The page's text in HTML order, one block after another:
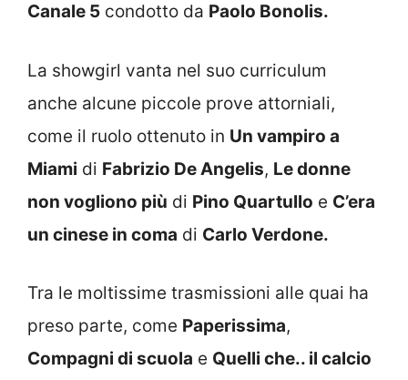
Canale 5 condotto da Paolo Bonolis.
La showgirl vanta nel suo curriculum
anche alcune piccole prove attorniali,
come il ruolo ottenuto in Un vampiro a
Miami di Fabrizio De Angelis, Le donne
non vogliono più di Pino Quartullo e C’era
un cinese in coma di Carlo Verdone.
Tra le moltissime trasmissioni alle quai ha
preso parte, come Paperissima,
Compagni di scuola e Quelli che.. il calcio